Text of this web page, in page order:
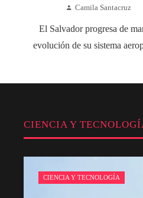
Camila Santacruz
El Salvador progresa de
evolución de su sistema
CIENCIA Y
CIENCIA Y TECNOLOGÍA